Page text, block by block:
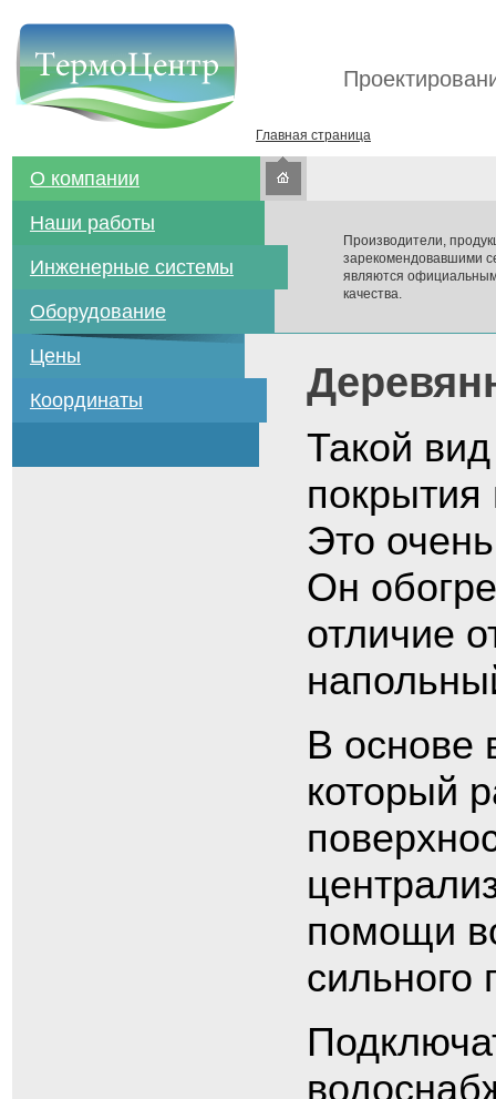
Главная страница
О компании
Наши работы
Инженерные системы
Оборудование
Цены
Координаты
Производители,
зарекомендовавшими
являются
качества.
Такой
покрытия
Это
Он
отличие
В основе
который
помощи
сильного